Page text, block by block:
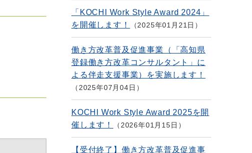
「KOCHI Work Style Award 2024」
を開催します！
2025年01月21日
働き方改革普及促進事業（「高知県
登録働き方改革コンサルタント」に
よる伴走支援事業）を実施します！
2025年07月04日
KOCHI Work Style Award 2025を開
催します！
2026年01月15日
【受付終了】働き方改革普及促進事